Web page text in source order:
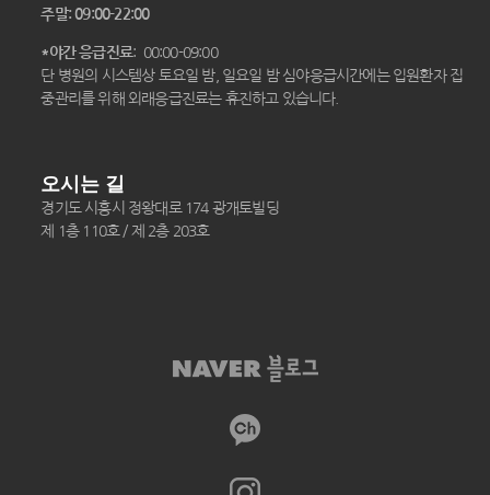
주말: 09:00-22:00
*야간 응급진료: 00:00-09:00
단 병원의 시스템상 토요일 밤, 일요일 밤 심야응급시간에는 입원환자 집
중관리를 위해 외래응급진료는 휴진하고 있습니다.
오시는 길
경기도 시흥시 정왕대로 174 광개토빌딩
제 1층 110호 / 제 2층 203호